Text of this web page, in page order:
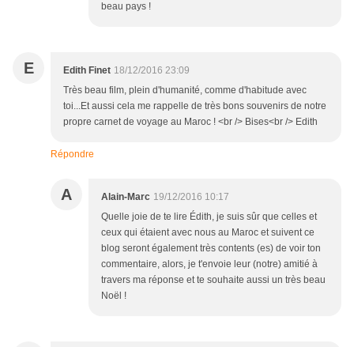
beau pays !
E Edith Finet 18/12/2016 23:09
Très beau film, plein d'humanité, comme d'habitude avec
toi...Et aussi cela me rappelle de très bons souvenirs de notre
propre carnet de voyage au Maroc ! <br /> Bises<br /> Edith
Répondre
A Alain-Marc 19/12/2016 10:17
Quelle joie de te lire Édith, je suis sûr que celles et
ceux qui étaient avec nous au Maroc et suivent ce
blog seront également très contents (es) de voir ton
commentaire, alors, je t'envoie leur (notre) amitié à
travers ma réponse et te souhaite aussi un très beau
Noël !